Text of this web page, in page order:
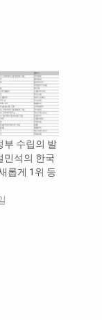
부 수립의 발
민석의 한국
롭게 1위 등